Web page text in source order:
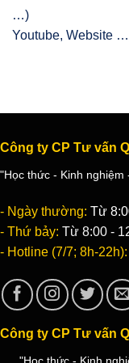
Youtube, Website
Công ty CP Tư vấn
"Học thức - Kinh nghiệm
- Ngày thường: Từ
- Thứ bảy: Từ 8:00 -
- Hotline (7/7; 8h-22h):
Công ty CP Tư vấn